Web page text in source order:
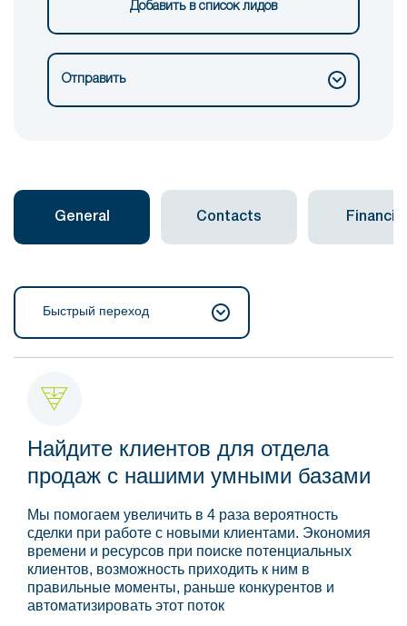
Добавить в список лидов
Отправить
General Contacts Financial
Быстрый переход
Найдите клиентов для отдела
продаж с нашими умными базами
Мы помогаем увеличить в 4 раза вероятность
сделки при работе с новыми клиентами. Экономия
времени и ресурсов при поиске потенциальных
клиентов, возможность приходить к ним в
правильные моменты, раньше конкурентов и
автоматизировать этот поток